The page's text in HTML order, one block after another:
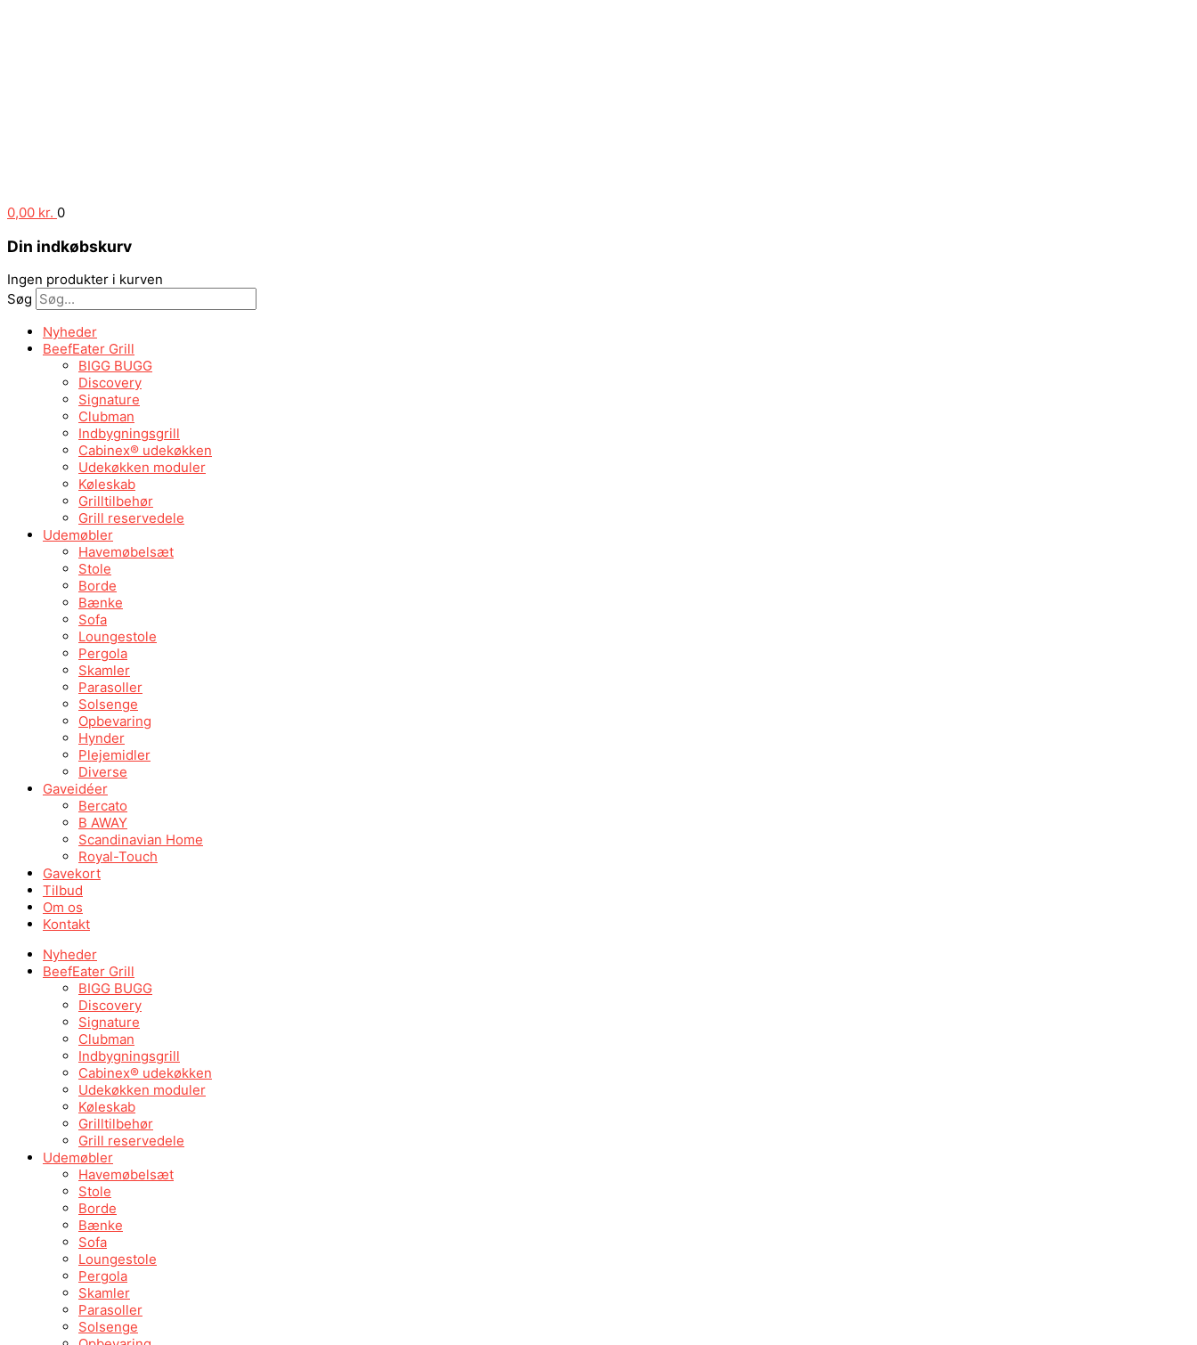
0,00 kr. 0
Din indkøbskurv
Ingen produkter i kurven
Søg
Nyheder
BeefEater Grill
BIGG BUGG
Discovery
Signature
Clubman
Indbygningsgrill
Cabinex® udekøkken
Udekøkken moduler
Køleskab
Grilltilbehør
Grill reservedele
Udemøbler
Havemøbelsæt
Stole
Borde
Bænke
Sofa
Loungestole
Pergola
Skamler
Parasoller
Solsenge
Opbevaring
Hynder
Plejemidler
Diverse
Gaveidéer
Bercato
B AWAY
Scandinavian Home
Royal-Touch
Gavekort
Tilbud
Om os
Kontakt
Nyheder
BeefEater Grill
BIGG BUGG
Discovery
Signature
Clubman
Indbygningsgrill
Cabinex® udekøkken
Udekøkken moduler
Køleskab
Grilltilbehør
Grill reservedele
Udemøbler
Havemøbelsæt
Stole
Borde
Bænke
Sofa
Loungestole
Pergola
Skamler
Parasoller
Solsenge